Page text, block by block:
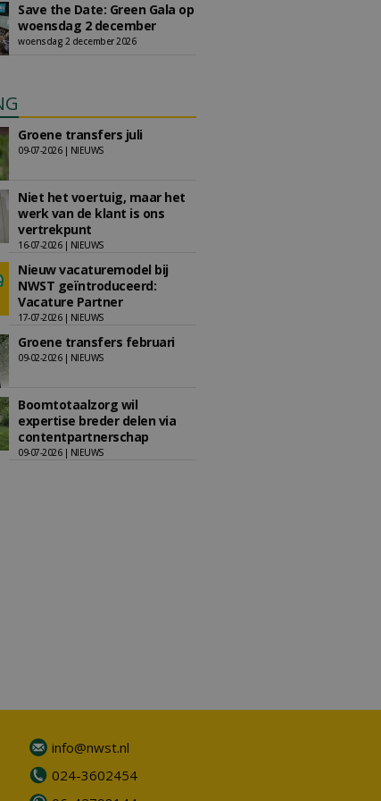
Save the Date: Green Gala op
woensdag 2 december
woensdag 2 december 2026
Groene transfers juli
09-07-2026 | NIEUWS
Niet het voertuig, maar het
werk van de klant is ons
vertrekpunt
16-07-2026 | NIEUWS
Nieuw vacaturemodel bij
NWST geïntroduceerd:
Vacature Partner
17-07-2026 | NIEUWS
Groene transfers februari
09-02-2026 | NIEUWS
Boomtotaalzorg wil
expertise breder delen via
contentpartnerschap
09-07-2026 | NIEUWS
info@nwst.nl
024-3602454